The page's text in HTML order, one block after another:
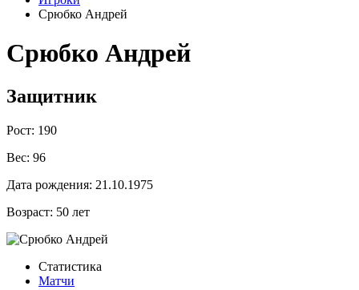
Срюбко Андрей
Срюбко Андрей
Защитник
Рост: 190
Вес: 96
Дата рождения: 21.10.1975
Возраст: 50 лет
Статистика
Матчи